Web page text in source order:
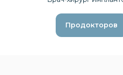
Продокторов